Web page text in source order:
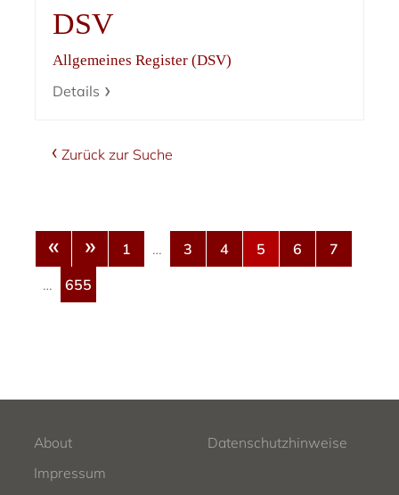
DSV
Allgemeines Register (DSV)
Details
Zurück zur Suche
« » 1 … 3 4 5 6
7
…
655
About
Datenschutzhinweise
Impressum